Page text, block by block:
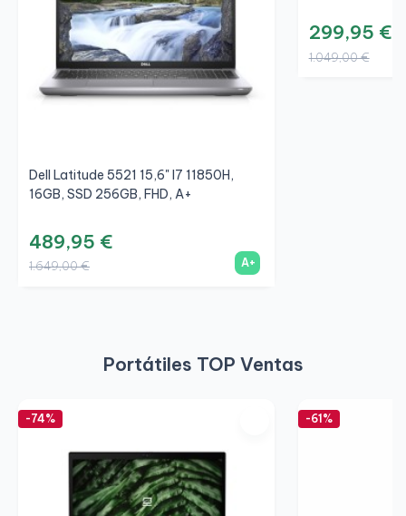
Dell Latitude 5521 15,6" I7 11850H,
16GB, SSD 256GB, FHD, A+
489,95 €
1.649,00 € A+
299,95 €
1.049,00 €
Portátiles TOP Ventas
-74% -61%